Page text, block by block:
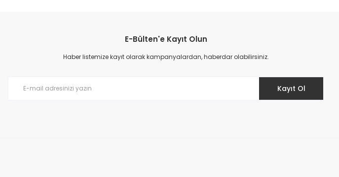
E-Bülten'e Kayıt Olun
Haber listemize kayıt olarak kampanyalardan, haberdar olabilirsiniz.
Kayıt Ol